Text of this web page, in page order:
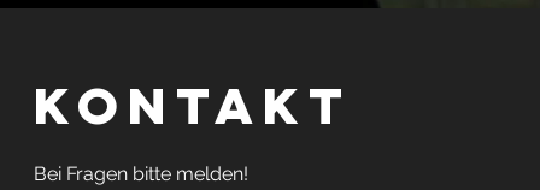
Kontakt
Bei Fragen bitte melden!